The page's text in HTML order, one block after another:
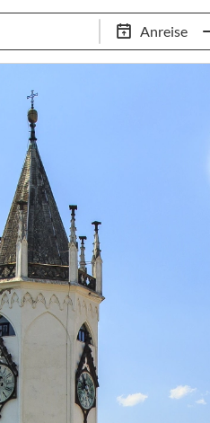
Anreise
97,8% Weiterempfehlungsrate